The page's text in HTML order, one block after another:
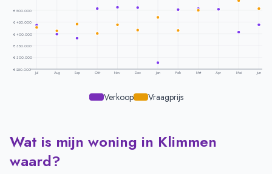
€ 500.000
€ 450.000
€ 400.000
€ 350.000
€ 300.000
€ 250.000
Jul Aug Sep Okt Nov Dec Jan Feb Mrt Apr Mei Jun
Verkoop Vraagprijs
Prijsontwikkeling per maand -Klimmen
Vraagprijs
Verkoopprijs
Juli
€ 427.714
Wat is mijn woning in Klimmen
waard?